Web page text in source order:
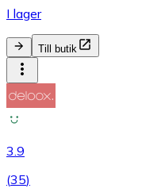
I lager
Till butik
3.9
(35)